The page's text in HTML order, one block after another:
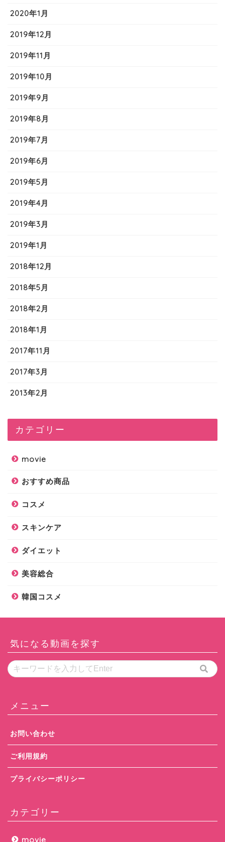
2020年1月
2019年12月
2019年11月
2019年10月
2019年9月
2019年8月
2019年7月
2019年6月
2019年5月
2019年4月
2019年3月
2019年1月
2018年12月
2018年5月
2018年2月
2018年1月
2017年11月
2017年3月
2013年2月
カテゴリー
movie
おすすめ商品
コスメ
スキンケア
ダイエット
美容総合
韓国コスメ
気になる動画を探す
メニュー
お問い合わせ
ご利用規約
プライバシーポリシー
カテゴリー
movie